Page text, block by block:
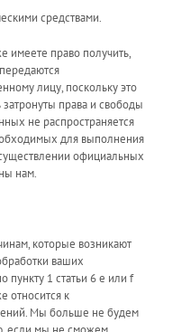
средствами.
имеете право получить,
лицу, поскольку это
права и свободы
не распространяется
для выполнения
официальных
нам.
которые возникают
ваших
пункту 1 статьи 6 e или f
относится к
Мы больше не будем